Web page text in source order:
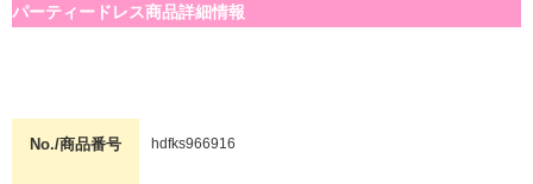
パーティードレス商品詳細情報
No./商品番号 hdfks966916